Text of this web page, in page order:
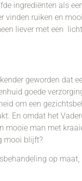
ingrediënten als
vinden ruiken en
liever met een
geworden dat
goede
om een
En omdat het
mooie man met
mooi blijft?
op